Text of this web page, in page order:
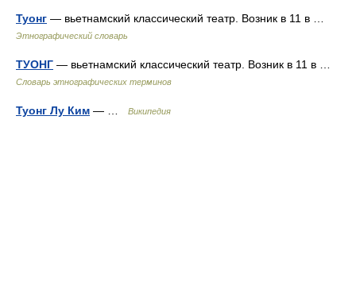
Туонг — вьетнамский классический театр. Возник в 11 в …
Этнографический словарь
ТУОНГ — вьетнамский классический театр. Возник в 11 в …
Словарь этнографических терминов
Туонг Лу Ким — … Википедия